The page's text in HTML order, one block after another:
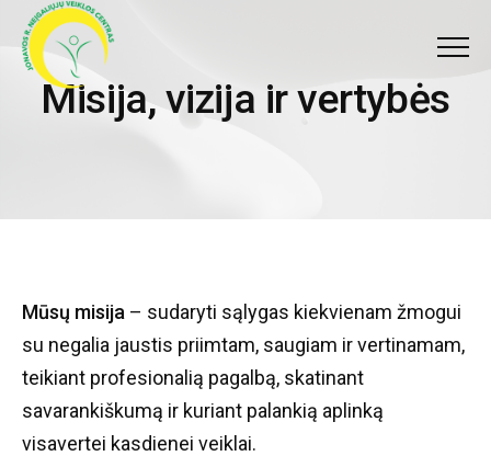
Misija, vizija ir vertybės
Misija, vizija irvertybės
Mūsų misija – sudaryti sąlygas kiekvienam žmogui
su negalia jaustis priimtam, saugiam ir vertinamam,
teikiant profesionalią pagalbą, skatinant
savarankiškumą ir kuriant palankią aplinką
visavertei kasdienei veiklai.